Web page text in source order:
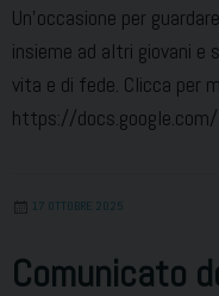
Un’occasione per
insieme ad altri giovani e
vita e di fede. Clicca per
https://
17 OTTOBRE 2025
Comunicato